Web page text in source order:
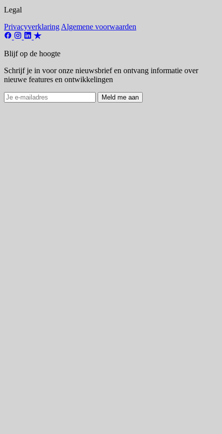
Legal
Privacyverklaring Algemene voorwaarden
Blijf op de hoogte
Schrijf je in voor onze nieuwsbrief en ontvang informatie over
nieuwe features en ontwikkelingen
Meld me aan